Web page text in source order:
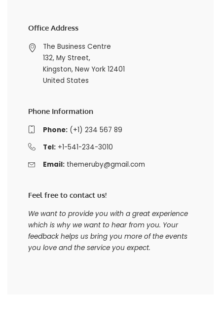
Office Address
The Business Centre
132, My Street,
Kingston, New York 12401
United States
Phone Information
Phone:(+1) 234 567 89
Tel:+1-541-234-3010
Email: themeruby@gmail.com
Feel free to contact us!
We want to provide you with a great experience
which is why we want to hear from you. Your
feedback helps us bring you more of the events
you love and the service you expect.